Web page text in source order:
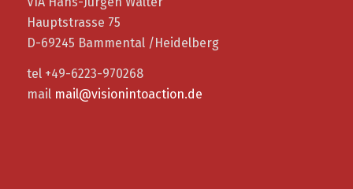
Hauptstrasse 75
D-69245 Bammental /Heidelberg
tel +49-6223-970268
mail mail@visionintoaction.de